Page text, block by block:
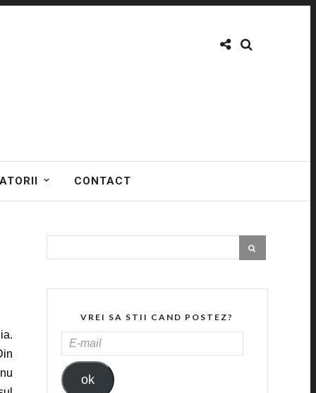
CONTACT
VREI SA STII CAND POSTEZ?
MAIL
ok